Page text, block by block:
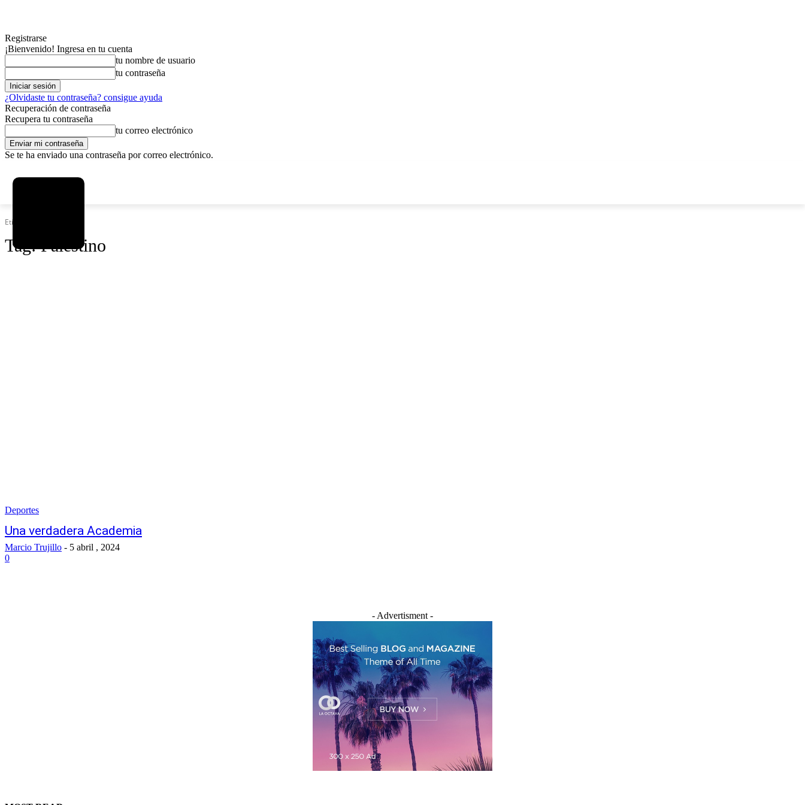
Registrarse
¡Bienvenido! Ingresa en tu cuenta
tu nombre de usuario
tu contraseña
¿Olvidaste tu contraseña? consigue ayuda
Recuperación de contraseña
Recupera tu contraseña
tu correo electrónico
Se te ha enviado una contraseña por correo electrónico.
Etiquetas
Tag:Palestino
Deportes
Una verdadera Academia
Marcio Trujillo - 5 abril , 2024
0
- Advertisment -